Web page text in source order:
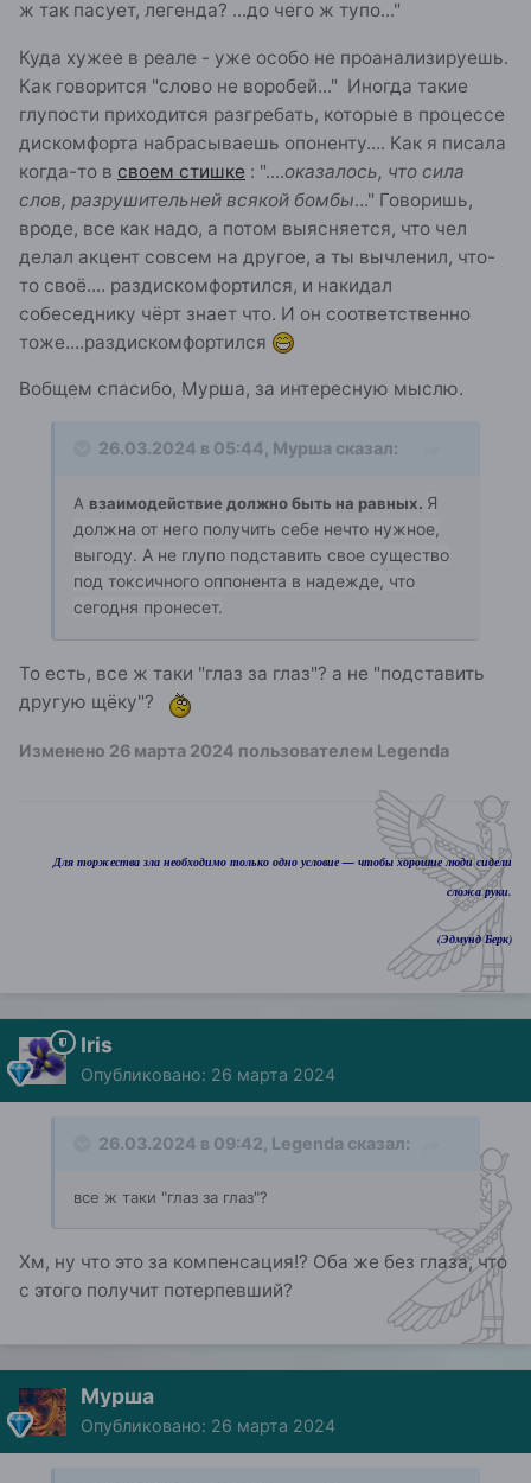
ж так пасует, легенда? ...до чего ж тупо..."
Куда хужее в реале - уже особо не проанализируешь.
Как говорится "слово не воробей..." Иногда такие
глупости приходится разгребать, которые в процессе
дискомфорта набрасываешь опоненту.... Как я писала
когда-то в своем стишке : "....оказалось, что сила
слов, разрушительней всякой бомбы..." Говоришь,
вроде, все как надо, а потом выясняется, что чел
делал акцент совсем на другое, а ты вычленил, что-
то своё.... раздискомфортился, и накидал
собеседнику чёрт знает что. И он соответственно
тоже....раздискомфортился
Вобщем спасибо, Мурша, за интересную мыслю.
26.03.2024 в 05:44, Мурша сказал:
А взаимодействие должно быть на равных. Я
должна от него получить себе нечто нужное,
выгоду. А не глупо подставить свое существо
под токсичного оппонента в надежде, что
сегодня пронесет.
То есть, все ж таки "глаз за глаз"? а не "подставить
другую щёку"?
Изменено 26 марта 2024 пользователем Legenda
Для торжества зла необходимо только одно условие — чтобы хорошие люди сидели
сложа руки.
(Эдмунд Берк)
Iris
Опубликовано: 26 марта 2024
26.03.2024 в 09:42, Legenda сказал:
все ж таки "глаз за глаз"?
Хм, ну что это за компенсация!? Оба же без глаза, что
с этого получит потерпевший?
Мурша
Опубликовано: 26 марта 2024